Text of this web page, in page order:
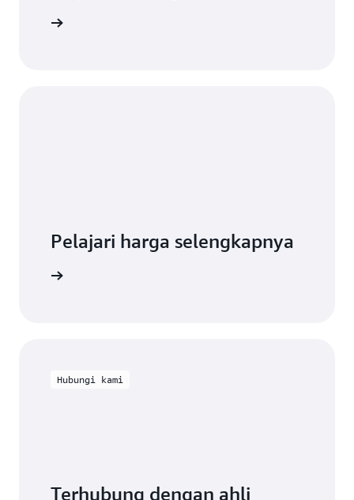
Pelajari harga selengkapnya
Hubungi kami
Terhubung dengan ahli